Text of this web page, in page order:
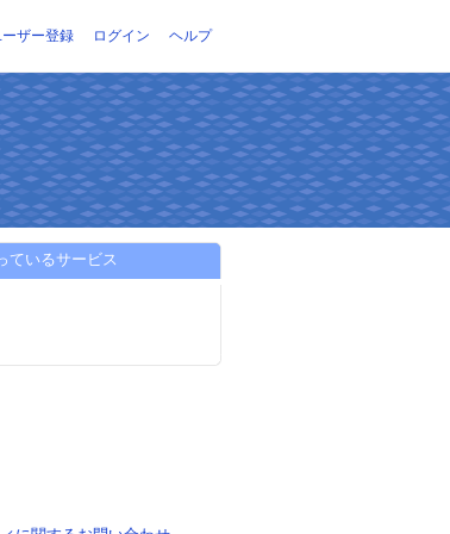
ーザー登録 ログイン ヘルプ
ているサービス